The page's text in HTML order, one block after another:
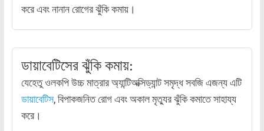
করে এবং নানান রোগের ঝুঁকি কমায়।
ডায়াবেটিসের ঝুঁকি কমায়:
যেহেতু ওলকপি উচ্চ মাত্রার অ্যান্টিঅক্সিড্যান্ট সমৃদ্ধ সবজি এজন্য এটি
ডায়াবেটিস, বিপাকজনিত রোগ এবং অকাল মৃত্যুর ঝুঁকি কমাতে সাহায্য
করে।